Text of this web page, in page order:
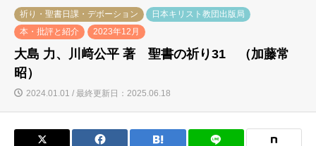
祈り・聖書日課・デボーション
日本キリスト教団出版局
本・批評と紹介
2023年12月
大島 力、川﨑公平 著 聖書の祈り31 （加藤常
昭）
2024.01.01 / 最終更新日：2025.06.18